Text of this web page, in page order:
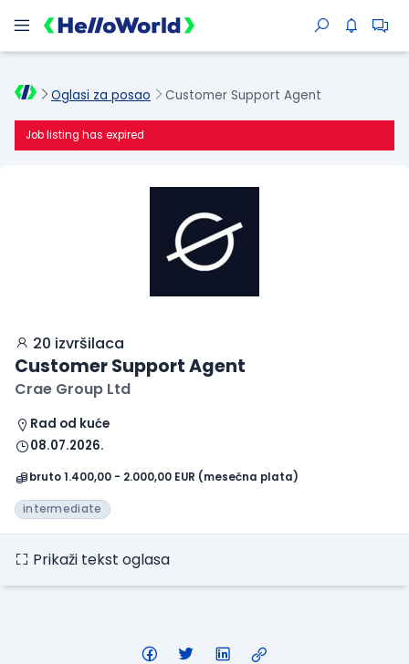
Oglasi za posao Customer Support Agent
Job listing has expired
20 izvršilaca
Customer Support Agent
Crae Group Ltd
Rad od kuće
08.07.2026.
bruto 1.400,00 - 2.000,00 EUR (mesečna plata)
intermediate
Prikaži tekst oglasa